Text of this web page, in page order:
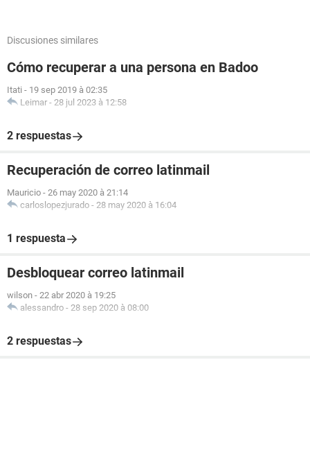
Discusiones similares
Cómo recuperar a una persona en Badoo
Itati - 19 sep 2019 à 02:35
Leimar - 28 jul 2023 à 12:58
2 respuestas
Recuperación de correo latinmail
Mauricio - 26 may 2020 à 21:14
carloslopezjurado - 28 may 2020 à 16:04
1 respuesta
Desbloquear correo latinmail
wilson - 22 abr 2020 à 19:25
alessandro - 28 sep 2020 à 08:00
2 respuestas